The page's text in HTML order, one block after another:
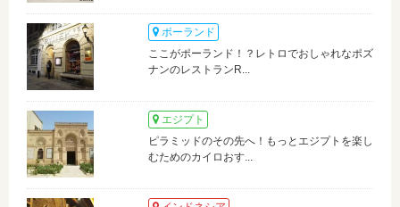
ポーランド
ここがポーランド！？レトロでおしゃれなポズ
ナンのレストランR...
エジプト
ピラミッドのその先へ！もっとエジプトを楽し
むためのカイロおす...